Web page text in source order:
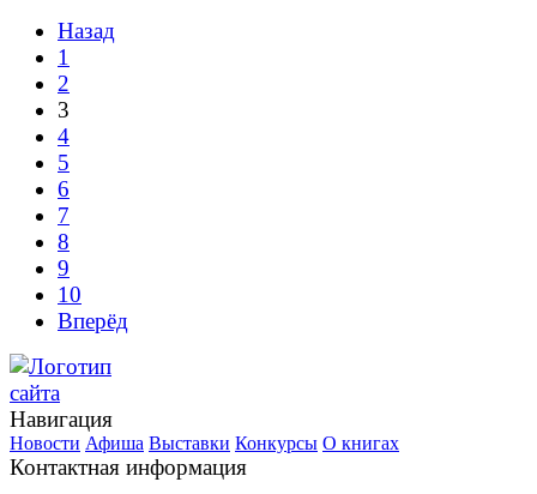
Назад
1
2
3
4
5
6
7
8
9
10
Вперёд
Навигация
Новости Афиша Выставки Конкурсы О книгах
Контактная информация